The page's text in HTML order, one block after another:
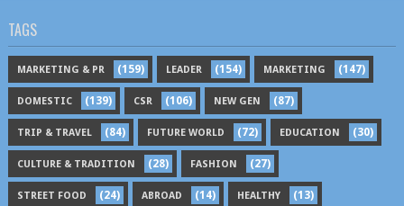
TAGS
MARKETING & PR (159) LEADER (154) MARKETING (147)
DOMESTIC (139) CSR (106) NEW GEN (87)
TRIP & TRAVEL (84) FUTURE WORLD (72) EDUCATION (30)
CULTURE & TRADITION (28) FASHION (27)
STREET FOOD (24) ABROAD (14) HEALTHY (13)